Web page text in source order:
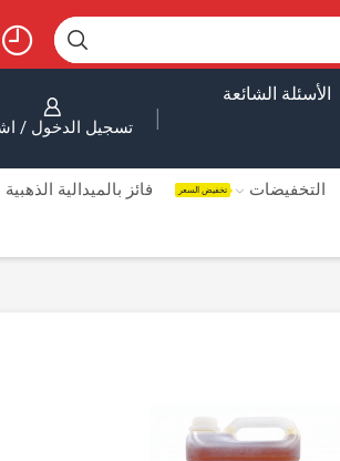
الأسئلة الشائعة
تسجيل الدخول /
التخفيضات تخفيض السعر فائز بالميدالية الذهبية